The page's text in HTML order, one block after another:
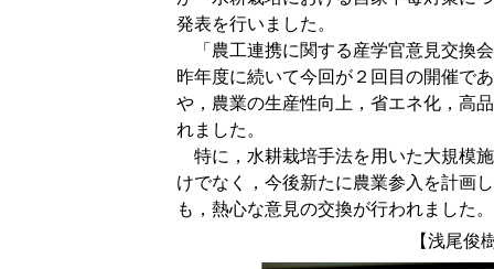
発表を行いました。
「農工連携に関する産学官意見交換
昨年度に続いて今回が２回目の開催で
や，農業の生産性向上，省エネ化，高
れました。
特に，水耕栽培手法を用いた大規模
けでなく，今後新たに農業参入を計画
も，熱心な意見の交換が行われました。
【浅尾俊